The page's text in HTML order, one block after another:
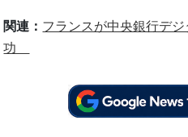
関連： フランスが中央銀行デ
功